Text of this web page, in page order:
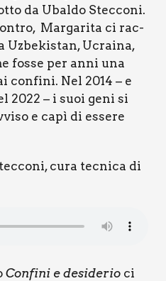
da Ubal­do Stec­co­ni.
Mar­ga­ri­ta ci rac­
Uzbe­ki­stan, Ucrai­na,
fos­se per anni una
con­fi­ni. Nel 2014 – e
2022 – i suoi geni si
e capì di esse­re
cura tec­ni­ca di
Con­fi­ni e desi­de­rio ci